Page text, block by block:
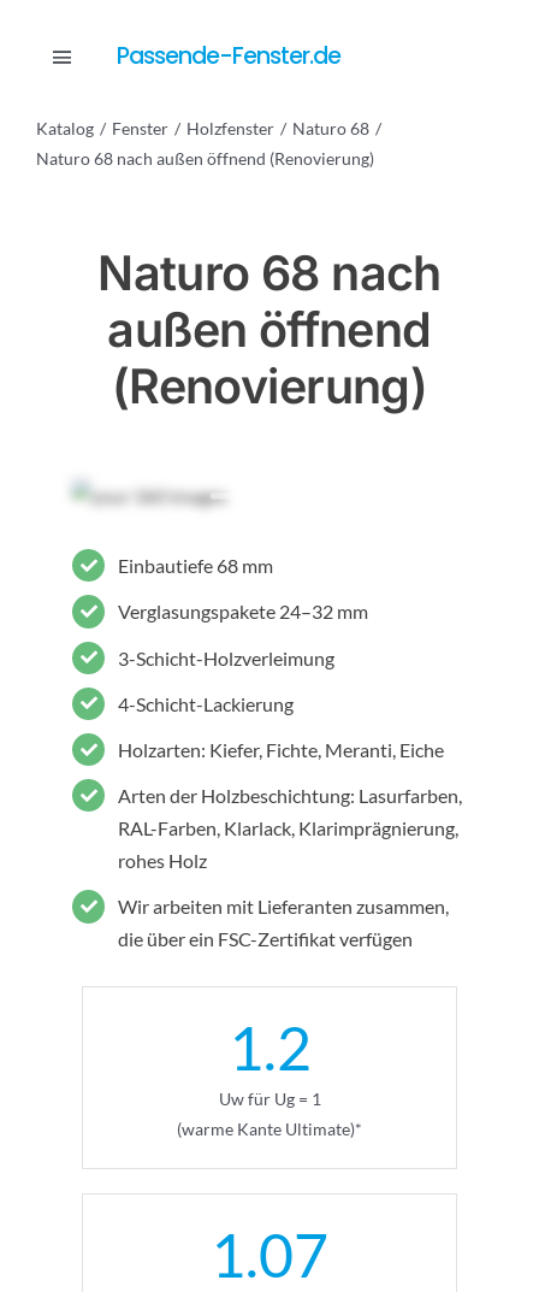
Toggle
Katalog
Anfrage
Passende-Fenster.de
Katalog Fenster Holzfenster
Naturo 68
Naturo 68 nach außen öffnend (Renovierung)
Naturo 68 nach
außen öffnend
(Renovierung)
Einbautiefe 68 mm
Verglasungspakete 24–32 mm
3-Schicht-Holzverleimung
4-Schicht-Lackierung
Holzarten: Kiefer, Fichte, Meranti, Eiche
Arten der Holzbeschichtung: Lasurfarben,
RAL-Farben, Klarlack, Klarimprägnierung,
rohes Holz
Wir arbeiten mit Lieferanten zusammen,
die über ein FSC-Zertifikat verfügen
1.2
Uw für Ug = 1
(warme Kante Ultimate)*
1.07